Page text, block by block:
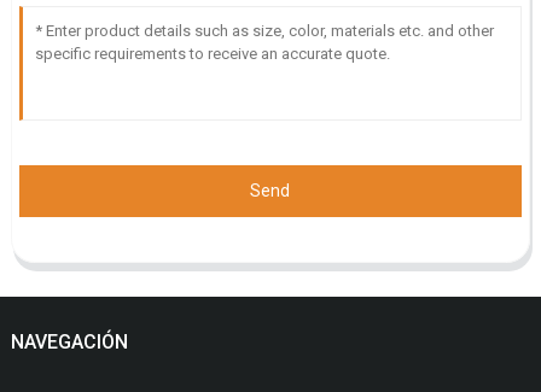
Send
NAVEGACIÓN